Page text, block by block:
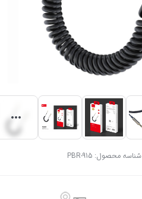
شناسه محصول:PBR-915